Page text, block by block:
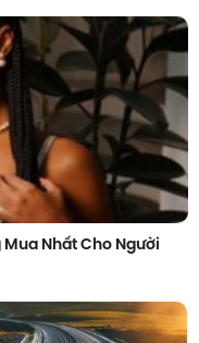
Nhất Cho Người